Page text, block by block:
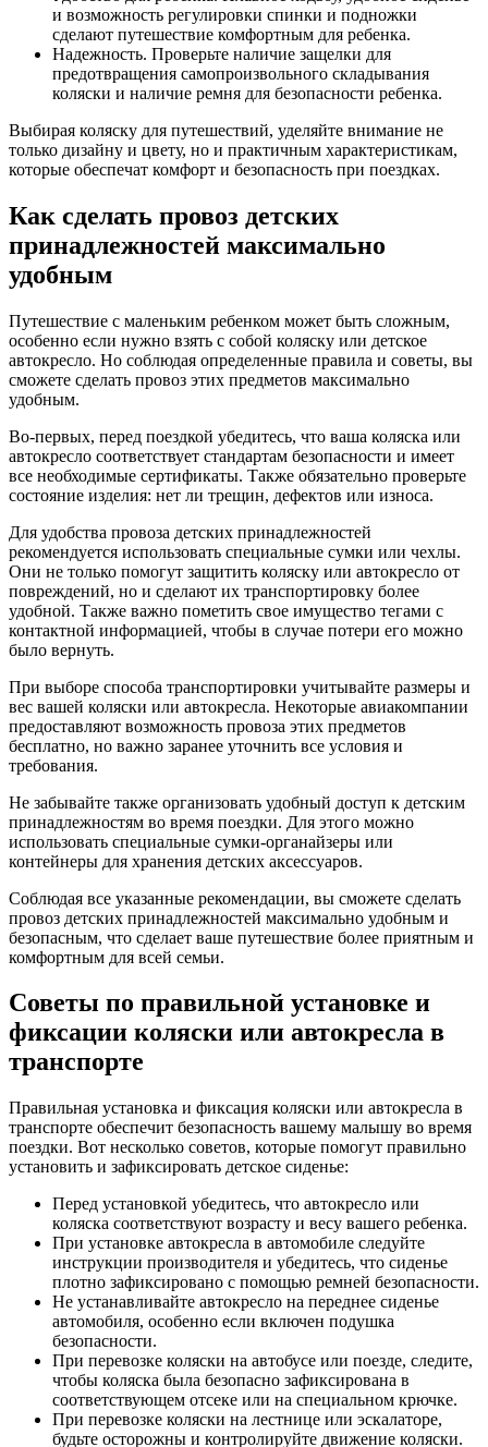
и возможность регулировки спинки и подножки
сделают путешествие комфортным для ребенка.
Надежность. Проверьте наличие защелки для
предотвращения самопроизвольного складывания
коляски и наличие ремня для безопасности ребенка.
Выбирая коляску для путешествий, уделяйте внимание не
только дизайну и цвету, но и практичным характеристикам,
которые обеспечат комфорт и безопасность при поездках.
Как сделать провоз детских
принадлежностей максимально
удобным
Путешествие с маленьким ребенком может быть сложным,
особенно если нужно взять с собой коляску или детское
автокресло. Но соблюдая определенные правила и советы, вы
сможете сделать провоз этих предметов максимально
удобным.
Во-первых, перед поездкой убедитесь, что ваша коляска или
автокресло соответствует стандартам безопасности и имеет
все необходимые сертификаты. Также обязательно проверьте
состояние изделия: нет ли трещин, дефектов или износа.
Для удобства провоза детских принадлежностей
рекомендуется использовать специальные сумки или чехлы.
Они не только помогут защитить коляску или автокресло от
повреждений, но и сделают их транспортировку более
удобной. Также важно пометить свое имущество тегами с
контактной информацией, чтобы в случае потери его можно
было вернуть.
При выборе способа транспортировки учитывайте размеры и
вес вашей коляски или автокресла. Некоторые авиакомпании
предоставляют возможность провоза этих предметов
бесплатно, но важно заранее уточнить все условия и
требования.
Не забывайте также организовать удобный доступ к детским
принадлежностям во время поездки. Для этого можно
использовать специальные сумки-органайзеры или
контейнеры для хранения детских аксессуаров.
Соблюдая все указанные рекомендации, вы сможете сделать
провоз детских принадлежностей максимально удобным и
безопасным, что сделает ваше путешествие более приятным и
комфортным для всей семьи.
Советы по правильной установке и
фиксации коляски или автокресла в
транспорте
Правильная установка и фиксация коляски или автокресла в
транспорте обеспечит безопасность вашему малышу во время
поездки. Вот несколько советов, которые помогут правильно
установить и зафиксировать детское сиденье:
Перед установкой убедитесь, что автокресло или
коляска соответствуют возрасту и весу вашего ребенка.
При установке автокресла в автомобиле следуйте
инструкции производителя и убедитесь, что сиденье
плотно зафиксировано с помощью ремней безопасности.
Не устанавливайте автокресло на переднее сиденье
автомобиля, особенно если включен подушка
безопасности.
При перевозке коляски на автобусе или поезде, следите,
чтобы коляска была безопасно зафиксирована в
соответствующем отсеке или на специальном крючке.
При перевозке коляски на лестнице или эскалаторе,
будьте осторожны и контролируйте движение коляски.